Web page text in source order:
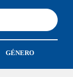
GÉNERO